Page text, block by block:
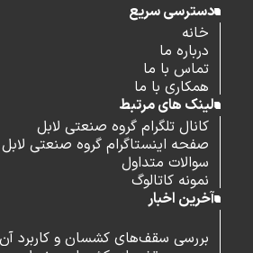
دسترسی سریع
خانه
درباره ما
تماس با ما
همکاری با ما
لینک های مرتبط
کانال تلگرام گروه صنعتی لابل
صفحه اینستاگرام گروه صنعتی لابل
سوالات متداول
نمونه کاتالوگ
آخرین اخبار
بررسی سقف‌های کشسان و کاربرد آن